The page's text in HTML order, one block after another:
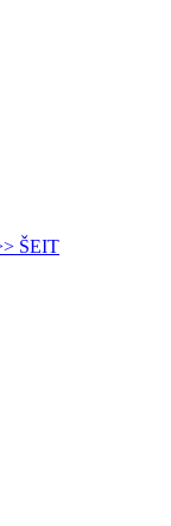
ŠEIT